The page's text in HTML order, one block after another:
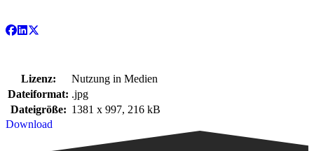
Lizenz:
Nutzung in Medien
Dateiformat: .jpg
Dateigröße: 1381 x 997, 216 kB
Download